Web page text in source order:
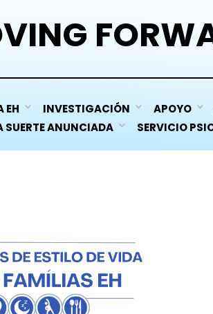
EH INVESTIGACIÓN APOYO
SUERTE ANUNCIADA SERVICIO